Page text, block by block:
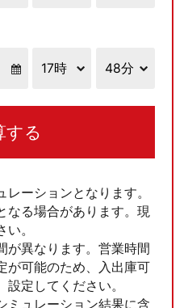
する
ーションとなります。
なる場合があります。現
。
が異なります。営業時間
が可能のため、入出庫可
定してください。
ミュレーション結果に含